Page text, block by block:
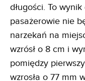
długości. To
pasażerowie nie
narzekań na
wzrósł o 8 cm i
pomiędzy
wzrosła o 77 mm